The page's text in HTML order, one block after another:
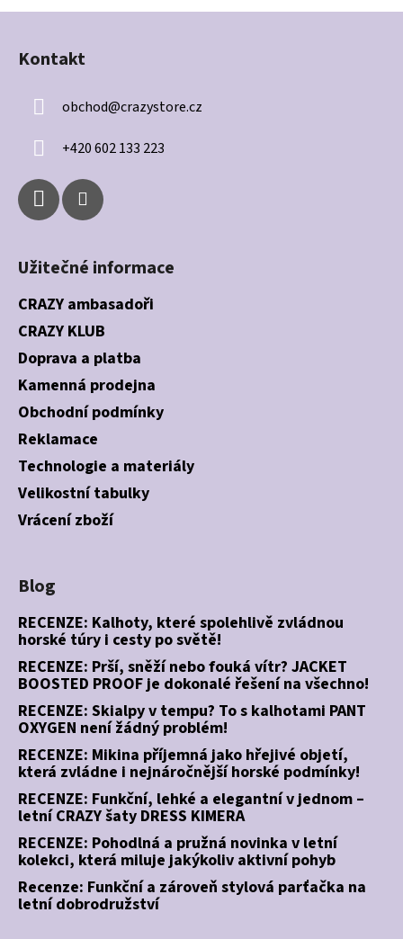
Z
Kontakt
obchod@crazystore.cz
+420 602 133 223
Užitečné informace
CRAZY ambasadoři
CRAZY KLUB
Doprava a platba
Kamenná prodejna
Obchodní podmínky
Reklamace
Technologie a materiály
Velikostní tabulky
Vrácení zboží
Blog
RECENZE: Kalhoty, které spolehlivě zvládnou
horské túry i cesty po světě!
RECENZE: Prší, sněží nebo fouká vítr? JACKET
BOOSTED PROOF je dokonalé řešení na všechno!
RECENZE: Skialpy v tempu? To s kalhotami PANT
OXYGEN není žádný problém!
RECENZE: Mikina příjemná jako hřejivé objetí,
která zvládne i nejnáročnější horské podmínky!
RECENZE: Funkční, lehké a elegantní v jednom –
letní CRAZY šaty DRESS KIMERA
RECENZE: Pohodlná a pružná novinka v letní
kolekci, která miluje jakýkoliv aktivní pohyb
Recenze: Funkční a zároveň stylová parťačka na
letní dobrodružství